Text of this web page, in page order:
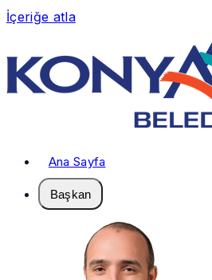
İçeriğe atla
Ana Sayfa
Başkan